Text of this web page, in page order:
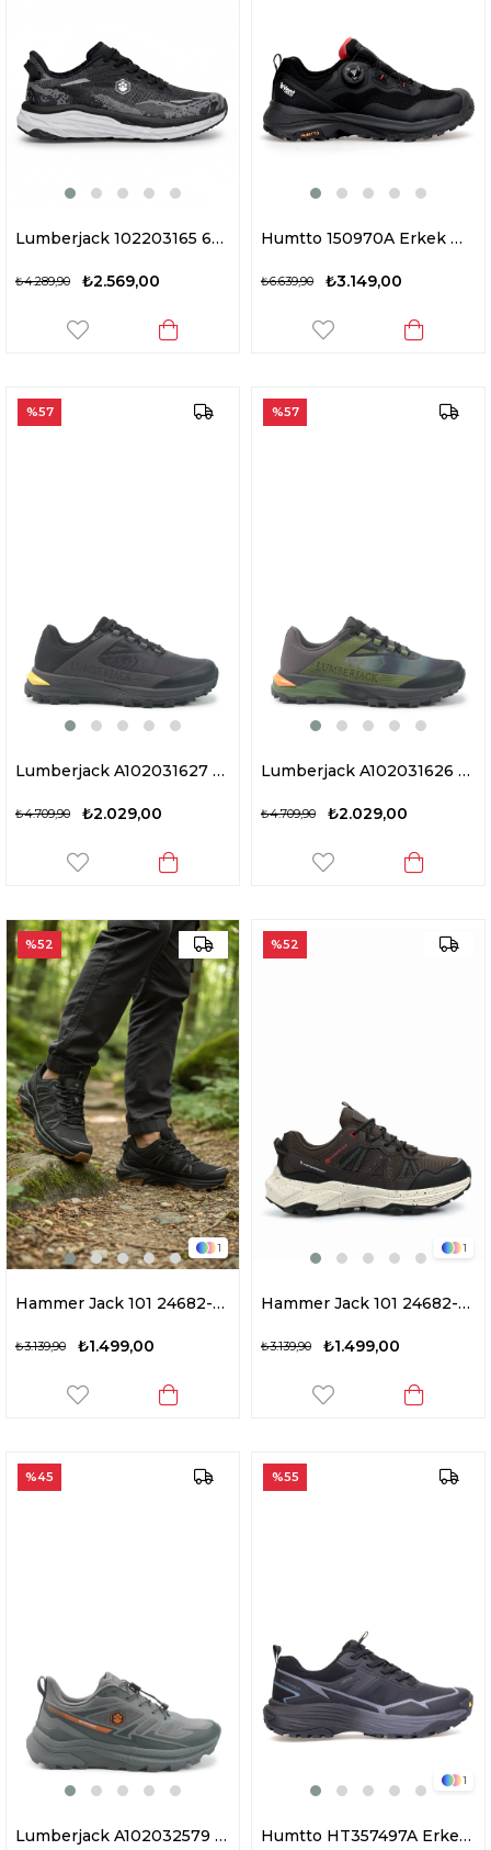
Lumberjack 102203165 6M Tidal 6FX Erkek Outdoor Ayakkabı Siyah
₺2.569,00
₺4.289,90
Humtto 150970A Erkek Waterproof Outdoor Ayakkabı Siyah
₺3.149,00
₺6.639,90
Lumberjack A102031627 5W Terosa 5PR Erkek Outdoor Ayakkabı Siyah
₺2.029,00
₺4.709,90
%57
Lumberjack A102031626 5W Terosa 5PR Erkek Outdoor Ayakkabı Haki
₺2.029,00
₺4.709,90
%57
1
Hammer Jack 101 24682-M Rochester Erkek Outdoor Ayakkabı Siyah
₺1.499,00
₺3.139,90
%52
1
Hammer Jack 101 24682-M Rochester Erkek Outdoor Ayakkabı Kahverengi
₺1.499,00
₺3.139,90
%52
Lumberjack A102032579 5W Roast 5PR Erkek Outdoor Ayakkabı Gri
%45
1
Humtto HT357497A Erkek Outdoor Ayakkabı Siyah
%55